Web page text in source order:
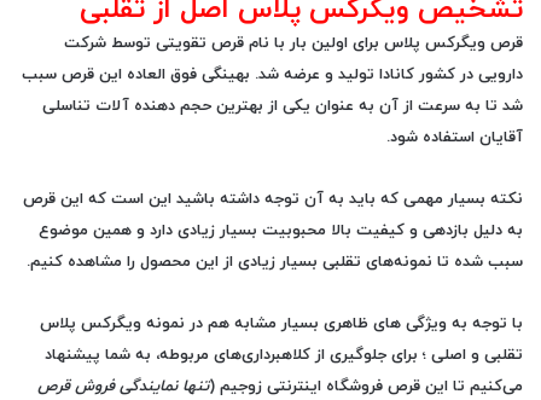
تشخیص ویگرکس پلاس اصل از تقلبی
قرص ویگرکس پلاس برای اولین بار با نام قرص تقویتی توسط شرکت
دارویی در کشور کانادا تولید و عرضه شد. بهینگی فوق العاده این قرص سبب
شد تا به سرعت از آن به عنوان یکی از بهترین حجم دهنده آلات تناسلی
آقایان استفاده شود.
نکته بسیار مهمی که باید به آن توجه داشته باشید این است که این قرص
به دلیل بازدهی و کیفیت بالا محبوبیت بسیار زیادی دارد و همین موضوع
سبب شده تا نمونه‌های تقلبی بسیار زیادی از این محصول را مشاهده کنیم.
با توجه به ویژگی های ظاهری بسیار مشابه هم در نمونه ویگرکس پلاس
تقلبی و اصلی ؛ برای جلوگیری از کلاهبرداری‌های مربوطه، به شما پیشنهاد
می‌کنیم تا این قرص فروشگاه اینترنتی زوجیم (تنها نمایندگی فروش قرص